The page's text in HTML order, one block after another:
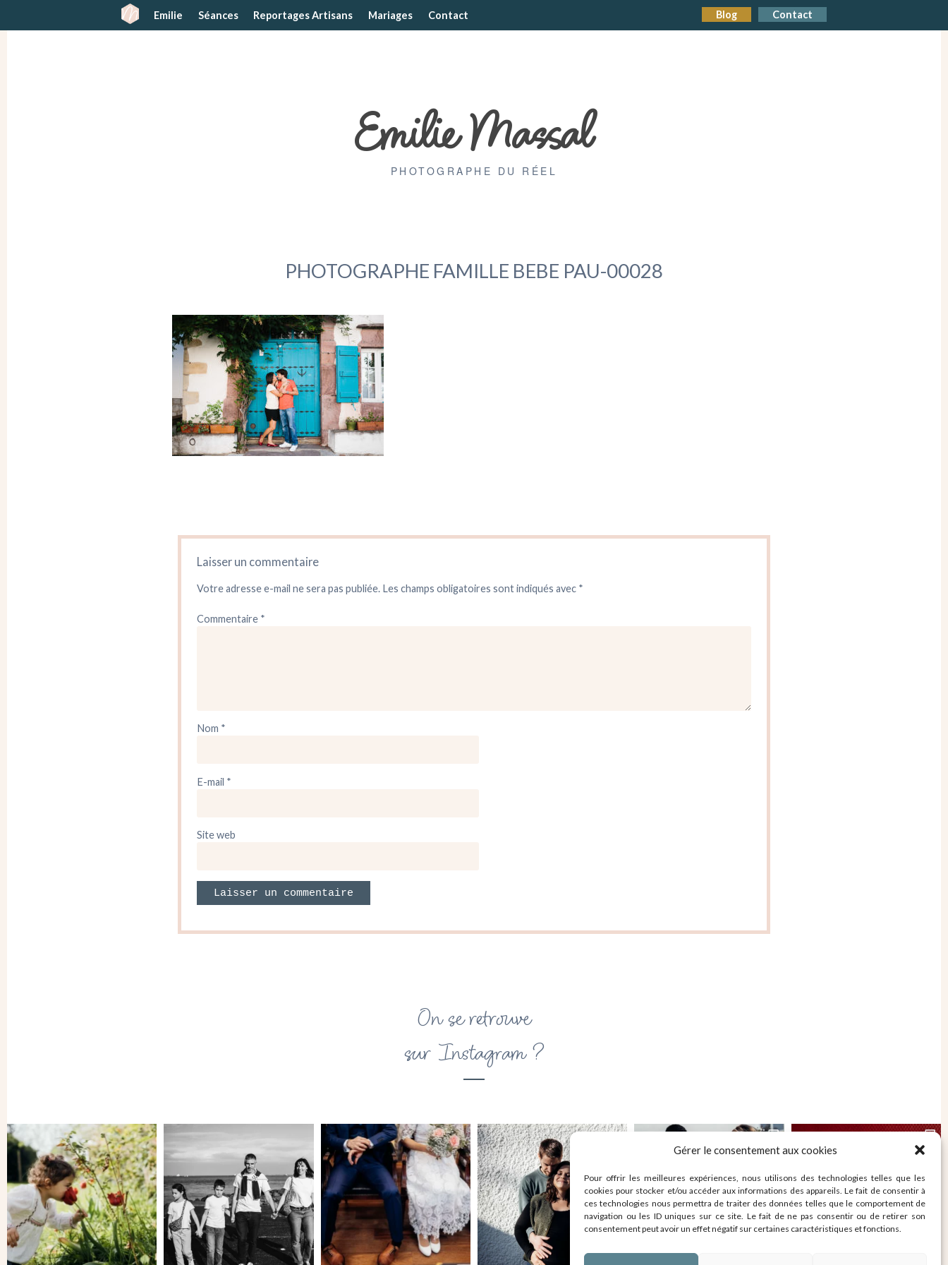
Gérer le consentement aux cookies
Pour offrir les meilleures expériences, nous utilisons des technologies telles que les
cookies pour stocker et/ou accéder aux informations des appareils. Le fait de consentir à
ces technologies nous permettra de traiter des données telles que le comportement de
navigation ou les ID uniques sur ce site. Le fait de ne pas consentir ou de retirer son
consentement peut avoir un effet négatif sur certaines caractéristiques et fonctions.
Contact
Blog
Emilie Séances Reportages Artisans Mariages Contact
Emilie Massal
PHOTOGRAPHE DU RÉEL
PHOTOGRAPHE FAMILLE BEBE PAU-00028
Laisser un commentaire
Votre adresse e-mail ne sera pas publiée. Les champs obligatoires sont indiqués avec *
Commentaire *
Nom *
E-mail *
Site web
On se retrouve
sur Instagram ?